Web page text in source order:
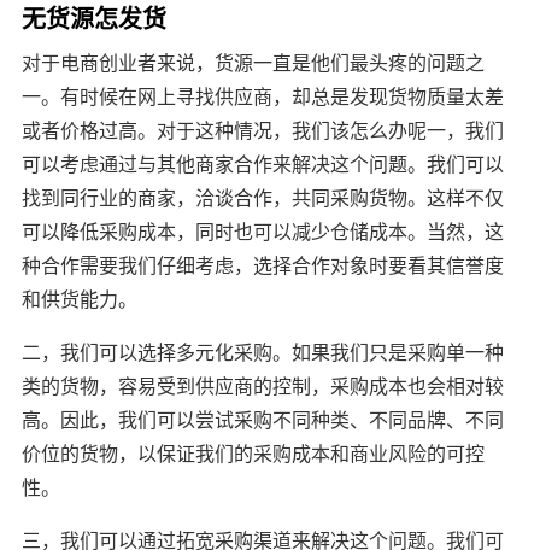
无货源怎发货
对于电商创业者来说，货源一直是他们最头疼的问题之
一。有时候在网上寻找供应商，却总是发现货物质量太差
或者价格过高。对于这种情况，我们该怎么办呢一，我们
可以考虑通过与其他商家合作来解决这个问题。我们可以
找到同行业的商家，洽谈合作，共同采购货物。这样不仅
可以降低采购成本，同时也可以减少仓储成本。当然，这
种合作需要我们仔细考虑，选择合作对象时要看其信誉度
和供货能力。
二，我们可以选择多元化采购。如果我们只是采购单一种
类的货物，容易受到供应商的控制，采购成本也会相对较
高。因此，我们可以尝试采购不同种类、不同品牌、不同
价位的货物，以保证我们的采购成本和商业风险的可控
性。
三，我们可以通过拓宽采购渠道来解决这个问题。我们可